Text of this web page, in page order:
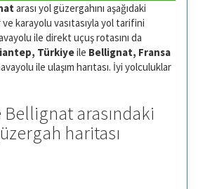
arası yol güzergahını aşağıdaki
karayolu vasıtasıyla yol tarifini
ile direkt uçuş rotasını da
Türkiyeile Bellignat, Fransa
ile ulaşım harıtası. İyi yolculuklar
arasındaki
haritası